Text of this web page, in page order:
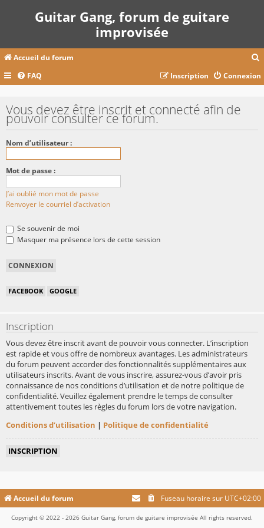
Guitar Gang, forum de guitare
improvisée
Accueil du forum
c
FAQ Connexion
Inscription
Vous devez être inscrit et connecté afin de
pouvoir consulter ce forum.
Nom d’utilisateur :
Mot de passe :
J’ai oublié mon mot de passe
Renvoyer le courriel d’activation
Se souvenir de moi
Masquer ma présence lors de cette session
FACEBOOK GOOGLE
Inscription
Vous devez être inscrit avant de pouvoir vous connecter. L’inscription
est rapide et vous offre de nombreux avantages. Les administrateurs
du forum peuvent accorder des fonctionnalités supplémentaires aux
utilisateurs inscrits. Avant de vous inscrire, assurez-vous d’avoir pris
connaissance de nos conditions d’utilisation et de notre politique de
confidentialité. Veuillez également prendre le temps de consulter
attentivement toutes les règles du forum lors de votre navigation.
Conditions d’utilisation | Politique de confidentialité
INSCRIPTION
Accueil du forum Fuseau horaire sur UTC+02:00
Copyright © 2022 - 2026 Guitar Gang, forum de guitare improvisée All rights reserved.